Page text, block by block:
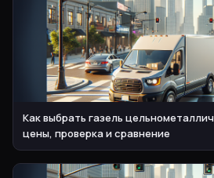
Как выбрать газель
цены, проверка и сравнение